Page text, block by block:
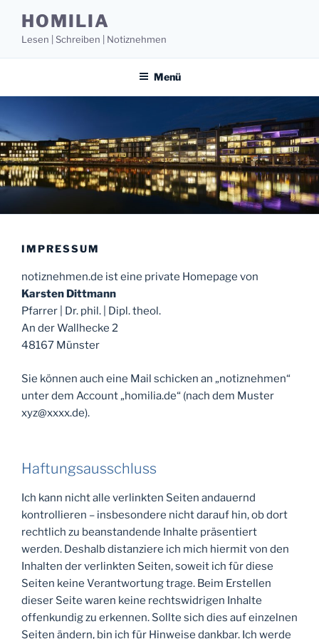
Inhalt
springen
HOMILIA
Lesen | Schreiben | Notiznehmen
Menü
IMPRESSUM
notiznehmen.de ist eine private Homepage von
Karsten Dittmann
Pfarrer | Dr. phil. | Dipl. theol.
An der Wallhecke 2
48167 Münster
Sie können auch eine Mail schicken an „notiznehmen“
unter dem Account „homilia.de“ (nach dem Muster
xyz@xxxx.de).
Haftungsausschluss
Ich kann nicht alle verlinkten Seiten andauernd
kontrollieren – insbesondere nicht darauf hin, ob dort
rechtlich zu beanstandende Inhalte präsentiert
werden. Deshalb distanziere ich mich hiermit von den
Inhalten der verlinkten Seiten, soweit ich für diese
Seiten keine Verantwortung trage. Beim Erstellen
dieser Seite waren keine rechtswidrigen Inhalte
offenkundig zu erkennen. Sollte sich dies auf einzelnen
Seiten ändern, bin ich für Hinweise dankbar. Ich werde